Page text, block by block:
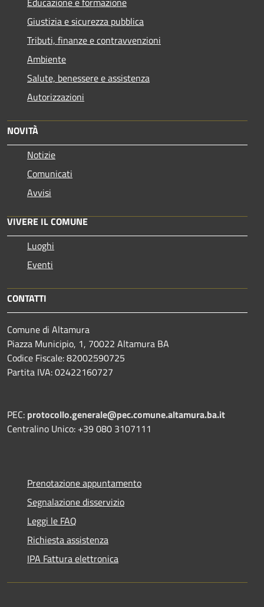
Giustizia e sicurezza pubblica
Tributi, finanze e contravvenzioni
Ambiente
Salute, benessere e assistenza
Autorizzazioni
NOVITÀ
Notizie
Comunicati
Avvisi
VIVERE IL COMUNE
Luoghi
Eventi
CONTATTI
Comune di Altamura
Piazza Municipio, 1, 70022 Altamura BA
Codice Fiscale: 82002590725
Partita IVA: 02422160727
PEC: protocollo.generale@pec.comune.altamura.ba.it
Centralino Unico: +39 080 3107111
Prenotazione appuntamento
Segnalazione disservizio
Leggi le FAQ
Richiesta assistenza
IPA Fattura elettronica